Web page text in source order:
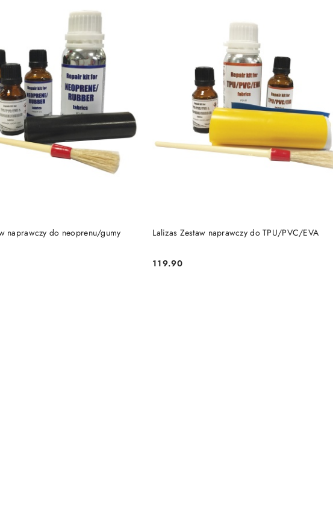
naprawczy do neoprenu/gumy
DO KOSZYKA Lalizas Zestaw naprawczy do TPU/PVC/EVA
Cena:
119.90
DO KOSZYKA